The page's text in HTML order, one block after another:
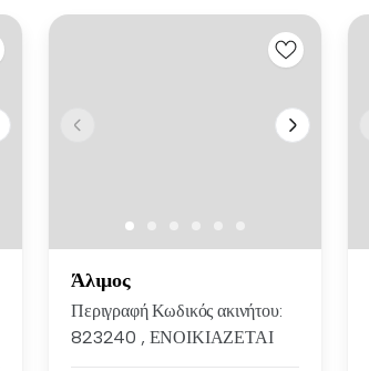
Άλιμος
Περιγραφή Κωδικός ακινήτου:
823240 , ΕΝΟΙΚΙΑΖΕΤΑΙ